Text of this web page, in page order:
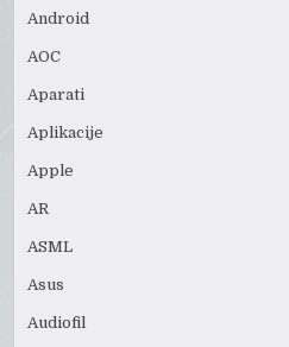
Android
AOC
Aparati
Aplikacije
Apple
AR
ASML
Asus
Audiofil